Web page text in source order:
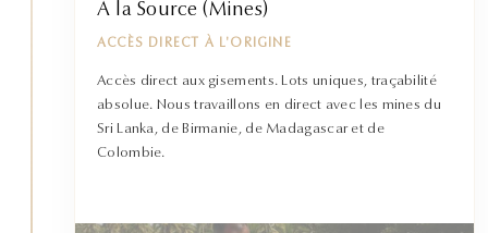
À la Source (Mines)
ACCÈS DIRECT À L'ORIGINE
Accès direct aux gisements. Lots uniques, traçabilité
absolue. Nous travaillons en direct avec les mines du
Sri Lanka, de Birmanie, de Madagascar et de
Colombie.